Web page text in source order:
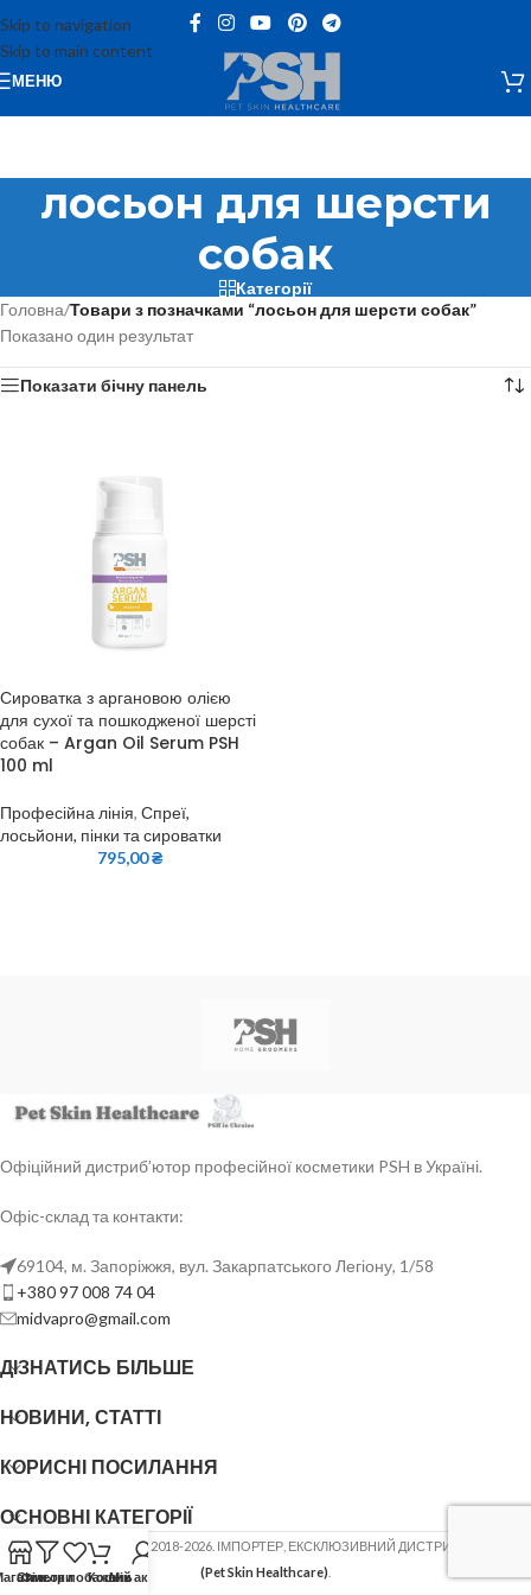
Skip to navigation
Skip to main content
МЕНЮ
лосьон для шерсти
собак
Категорії
Головна/Товари з позначками “лосьон для шерсти собак”
Показано один результат
Показати бічну панель
Сироватка з аргановою олією
для сухої та пошкодженої шерсті
собак – Argan Oil Serum PSH
100 ml
Професійна лінія, Спреї,
лосьйони, пінки та сироватки
795,00₴
Офіційний дистриб’ютор професійної косметики PSH в Україні.
Офіс-склад та контакти:
69104, м. Запоріжжя, вул. Закарпатського Легіону, 1/58
+380 97 008 74 04
midvapro@gmail.com
ДІЗНАТИСЬ БІЛЬШЕ
НОВИНИ, СТАТТІ
КОРИСНІ ПОСИЛАННЯ
ОСНОВНІ КАТЕГОРІЇ
ФОП ШОВГЕНЮК Ю.В. 2018-2026. ІМПОРТЕР, ЕКСКЛЮЗИВНИЙ ДИСТРИБ'ЮТОР
(Pet Skin Healthcare)
Фільтри
Список побажань
КошикМій акаунт